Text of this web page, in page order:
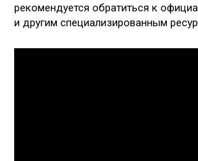
рекомендуется обратиться к
и другим специализированным